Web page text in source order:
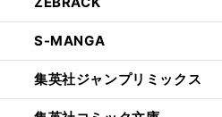
S-MANGA
集英社ジャンプリミックス